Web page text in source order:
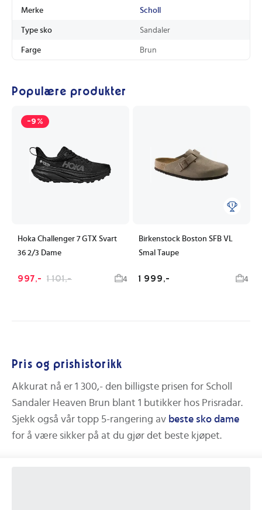
Merke Scholl
Type sko Sandaler
Farge Brun
Populære produkter
-9%
Hoka Challenger 7 GTX Svart
36 2/3 Dame
997,- 1 101,- 4
Birkenstock Boston SFB VL
Smal Taupe
1 999,- 4
Pris og prishistorikk
Akkurat nå er 1 300,- den billigste prisen for Scholl
Sandaler Heaven Brun blant 1 butikker hos Prisradar.
Sjekk også vår topp 5-rangering av beste sko dame
for å være sikker på at du gjør det beste kjøpet.